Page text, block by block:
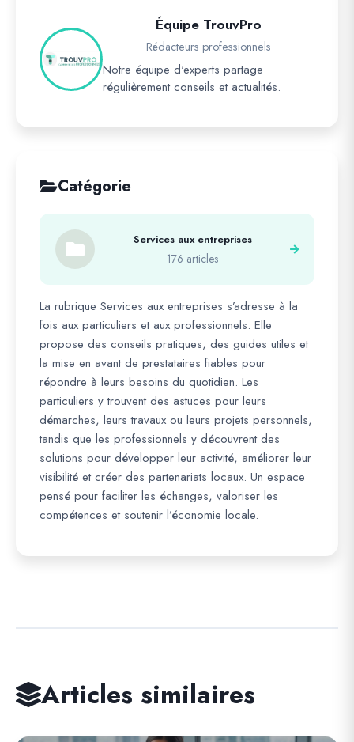
Équipe TrouvPro
Rédacteurs professionnels
Notre équipe d'experts partage
régulièrement conseils et actualités.
Catégorie
Services aux entreprises
176 articles
La rubrique Services aux entreprises s’adresse à la
fois aux particuliers et aux professionnels. Elle
propose des conseils pratiques, des guides utiles et
la mise en avant de prestataires fiables pour
répondre à leurs besoins du quotidien. Les
particuliers y trouvent des astuces pour leurs
démarches, leurs travaux ou leurs projets personnels,
tandis que les professionnels y découvrent des
solutions pour développer leur activité, améliorer leur
visibilité et créer des partenariats locaux. Un espace
pensé pour faciliter les échanges, valoriser les
compétences et soutenir l’économie locale.
Articles similaires